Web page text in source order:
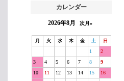
カレンダー
2026年8月 次月»
月 火 水 木 金 土 日
1
2
3
4 5 6 7 8
9
10
11 12 13 14 15
16